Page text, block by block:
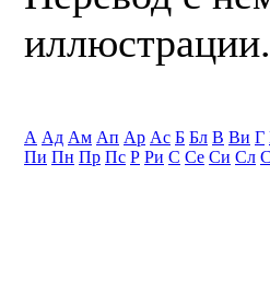
иллюстрации.
А Ад Ам Ап Ар Ас Б Бл В Ви Г
Пи Пн Пр Пс Р Ри С Се Си Сл